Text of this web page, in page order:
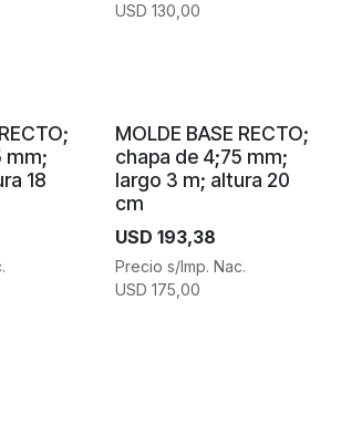
USD 130,00
mm;
18
MOLDE BASE RECTO;
chapa de 4;75 mm;
largo 3 m; altura 20
cm
USD 193,38
Precio s/Imp. Nac.
USD 175,00